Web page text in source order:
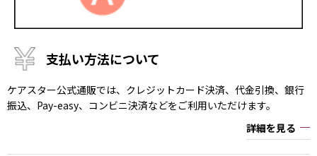
支払い方法について
ケアスター公式通販では、クレジットカード決済、代金引換、銀行
振込、Pay-easy、コンビニ決済などをご利用いただけます。
詳細を見る